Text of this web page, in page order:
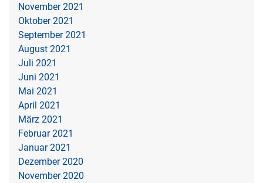
November 2021
Oktober 2021
September 2021
August 2021
Juli 2021
Juni 2021
Mai 2021
April 2021
März 2021
Februar 2021
Januar 2021
Dezember 2020
November 2020